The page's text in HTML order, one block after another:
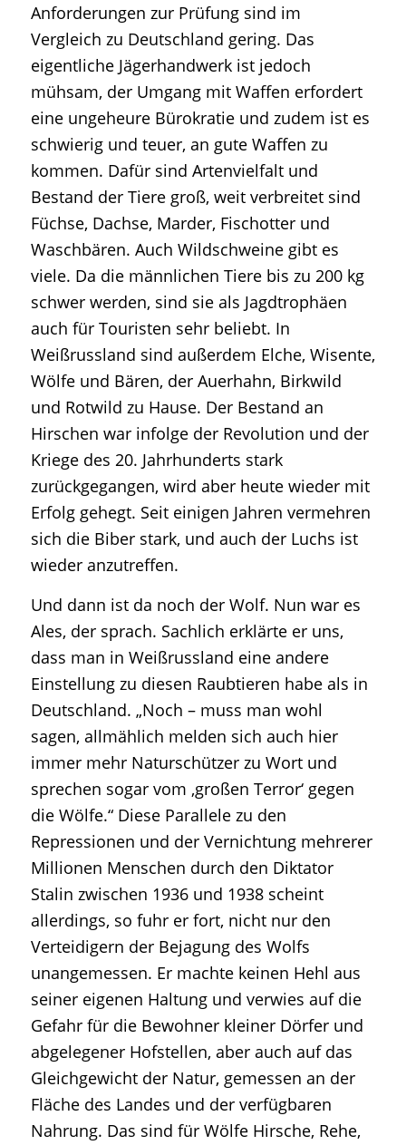
Anforderungen zur Prüfung sind im
Vergleich zu Deutschland gering. Das
eigentliche Jägerhandwerk ist jedoch
mühsam, der Umgang mit Waffen erfordert
eine ungeheure Bürokratie und zudem ist es
schwierig und teuer, an gute Waffen zu
kommen. Dafür sind Artenvielfalt und
Bestand der Tiere groß, weit verbreitet sind
Füchse, Dachse, Marder, Fischotter und
Waschbären. Auch Wildschweine gibt es
viele. Da die männlichen Tiere bis zu 200 kg
schwer werden, sind sie als Jagdtrophäen
auch für Touristen sehr beliebt. In
Weißrussland sind außerdem Elche, Wisente,
Wölfe und Bären, der Auerhahn, Birkwild
und Rotwild zu Hause. Der Bestand an
Hirschen war infolge der Revolution und der
Kriege des 20. Jahrhunderts stark
zurückgegangen, wird aber heute wieder mit
Erfolg gehegt. Seit einigen Jahren vermehren
sich die Biber stark, und auch der Luchs ist
wieder anzutreffen.
Und dann ist da noch der Wolf. Nun war es
Ales, der sprach. Sachlich erklärte er uns,
dass man in Weißrussland eine andere
Einstellung zu diesen Raubtieren habe als in
Deutschland. „Noch – muss man wohl
sagen, allmählich melden sich auch hier
immer mehr Naturschützer zu Wort und
sprechen sogar vom ‚großen Terror‘ gegen
die Wölfe.“ Diese Parallele zu den
Repressionen und der Vernichtung mehrerer
Millionen Menschen durch den Diktator
Stalin zwischen 1936 und 1938 scheint
allerdings, so fuhr er fort, nicht nur den
Verteidigern der Bejagung des Wolfs
unangemessen. Er machte keinen Hehl aus
seiner eigenen Haltung und verwies auf die
Gefahr für die Bewohner kleiner Dörfer und
abgelegener Hofstellen, aber auch auf das
Gleichgewicht der Natur, gemessen an der
Fläche des Landes und der verfügbaren
Nahrung. Das sind für Wölfe Hirsche, Rehe,